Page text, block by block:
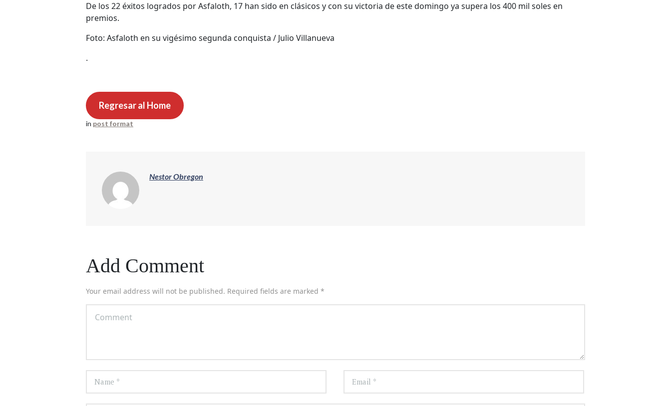
De los 22 éxitos logrados por Asfaloth, 17 han sido en clásicos y con su victoria de este domingo ya supera los 400 mil soles en
premios.
Foto: Asfaloth en su vigésimo segunda conquista / Julio Villanueva
.
Regresar al Home
in post format
Nestor Obregon
Add Comment
Your email address will not be published. Required fields are marked *